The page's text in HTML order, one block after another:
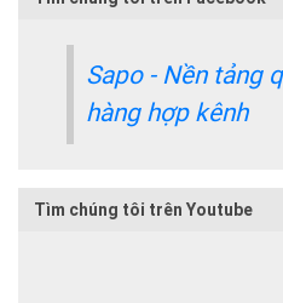
Sapo - Nền tảng
hàng hợp kênh
Tìm chúng tôi trên Youtube